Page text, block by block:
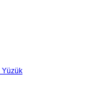
Yüzük